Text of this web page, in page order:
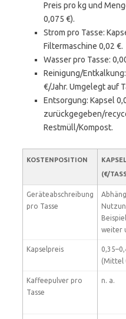
Preis pro kg und
0,075 €).
Strom pro Tasse:
Filtermaschine 0,02 €.
Wasser pro Tasse:
Reinigung/
€/Jahr. Umgelegt auf
Entsorgung: Kapsel
zurückgegeben/
Restmüll/Kompost.
KOSTENPOSITION
(€/
Geräteabschreibung
pro Tasse
weiter
Kapselpreis
(Mittel
Kaffeepulver pro
Tasse
n. a.